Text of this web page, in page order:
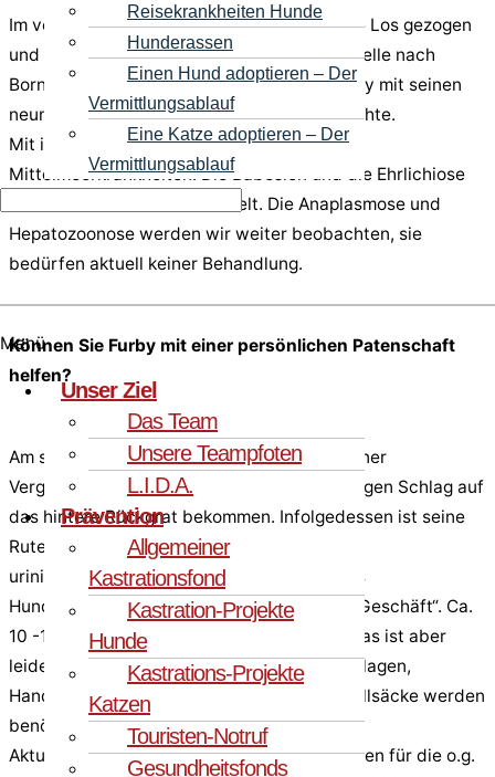
Reisekrankheiten Hunde
Hunderassen
Einen Hund adoptieren – Der
Vermittlungsablauf
Eine Katze adoptieren – Der
Vermittlungsablauf
Menü
Unser Ziel
Das Team
Unsere Teampfoten
L.I.D.A.
Prävention
Allgemeiner
Kastrationsfond
Kastration-Projekte
Hunde
Kastrations-Projekte
Katzen
Touristen-Notruf
Gesundheitsfonds
Im vergangenem Jahr hatte Furby das große Los gezogen
und durfte auf eine sehr erfahrene Pflegestelle nach
Bornheim reisen. Dort zeigte sich, dass Furby mit seinen
neun Jahren jede Menge Baustellen mitbrachte.
Mit im Gepäck hat Furby einen Großteil an
Mittelmeerkrankheiten. Die Babesien und die Ehrlichiose
wurden mittlerweile behandelt. Die Anaplasmose und
Hepatozoonose werden wir weiter beobachten, sie
bedürfen aktuell keiner Behandlung.
Können Sie Furby mit einer persönlichen Patenschaft
helfen?
Am schlimmsten wiegen aber die Folgen seiner
Vergangenheit. Vermutlich hat er einen heftigen Schlag auf
das hintere Rückgrat bekommen. Infolgedessen ist seine
Rute komplett gelähmt und er ist stuhl- und
urininkontinent. Furby trägt aber problemlos
Hundewindeln für sein großes und kleines „Geschäft“. Ca.
10 -12 Windeln benötigt er davon am Tag. Das ist aber
leider noch nicht alles, denn auch Bettunterlagen,
Handschuhe, Desinfektionsmittel und Zustellsäcke werden
benötigt.
Aktuell übernehmen wir die kompletten Kosten für die o.g.